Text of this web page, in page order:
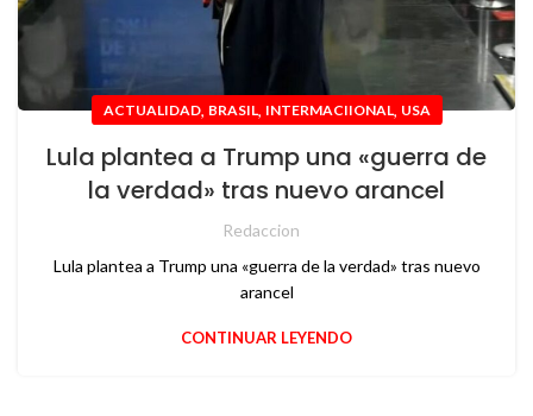
ACTUALIDAD, BRASIL, INTERMACIIONAL, USA
Lula plantea a Trump una «guerra de
la verdad» tras nuevo arancel
Redaccion
Lula plantea a Trump una «guerra de la verdad» tras nuevo
arancel
CONTINUAR LEYENDO